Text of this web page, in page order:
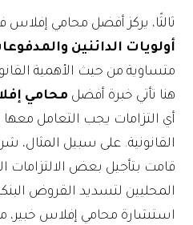
ثالثًا، يركز أفضل محامي
أولويات الدائنين
متساوية من حيث الأهمية
هنا تأتي خبرة أفضل محامي
أي التزامات يجب التعامل معها
القانونية. على سبيل المثال،
قامت بتأجيل بعض الالتزامات
المحليين لتسديد القروض
استشارة محامي إفلاس خبير،